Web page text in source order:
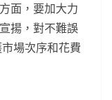
面，要加大力
揚，對不難誤
場次序和花費